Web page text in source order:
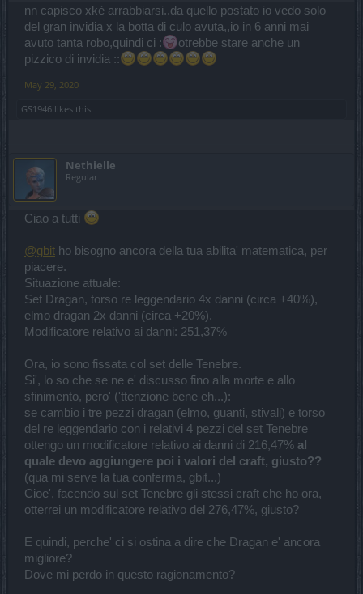
nn capisco xkè arrabbiarsi..da quello postato io vedo solo
del gran invidia x la botta di culo avuta,,io in 6 anni mai
avuto tanta robo,quindi ci :
otrebbe stare anche un
pizzico di invidia ::
May 29, 2020
GS1946 likes this.
Nethielle
Regular
Ciao a tutti
@gbit ho bisogno ancora della tua abilita' matematica, per
piacere.
Situazione attuale:
Set Dragan, torso re leggendario 4x danni (circa +40%),
elmo dragan 2x danni (circa +20%).
Modificatore relativo ai danni: 251,37%
Ora, io sono fissata col set delle Tenebre.
Si', lo so che se ne e' discusso fino alla morte e allo
sfinimento, pero' ('ttenzione bene eh...):
se cambio i tre pezzi dragan (elmo, guanti, stivali) e torso
del re leggendario con i relativi 4 pezzi del set Tenebre
ottengo un modificatore relativo ai danni di 216,47% al
quale devo aggiungere poi i valori del craft, giusto??
(qua mi serve la tua conferma, gbit...)
Cioe', facendo sul set Tenebre gli stessi craft che ho ora,
otterrei un modificatore relativo del 276,47%, giusto?
E quindi, perche' ci si ostina a dire che Dragan e' ancora
migliore?
Dove mi perdo in questo ragionamento?